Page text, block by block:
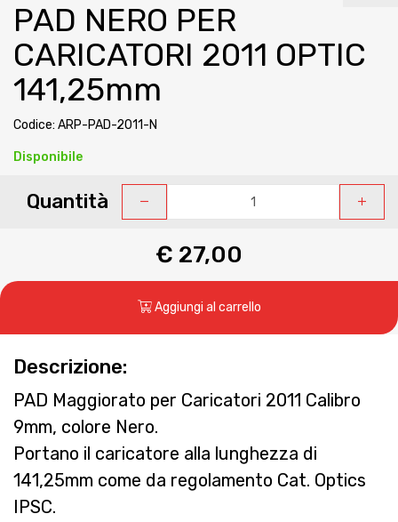
PAD NERO PER
CARICATORI 2011 OPTIC
141,25mm
Codice: ARP-PAD-2011-N
Disponibile
Quantità
€ 27,00
Aggiungi al carrello
Descrizione:
PAD Maggiorato per Caricatori 2011 Calibro
9mm, colore Nero.
Portano il caricatore alla lunghezza di
141,25mm come da regolamento Cat. Optics
IPSC.